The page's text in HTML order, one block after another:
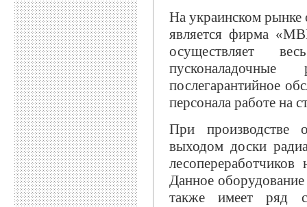
На украинском
является фирма
осуществляет
послегарантийное
персонала работе на
При производстве
выходом доски
Данное
также имеет ряд